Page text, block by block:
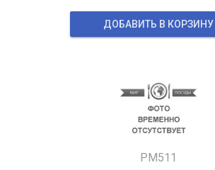
ДОБАВИТЬ В КОРЗИНУ
PM511